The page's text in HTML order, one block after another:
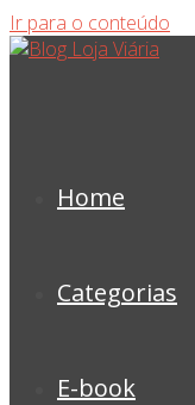
Ir para o conteúdo
Home
Categorias
E-book